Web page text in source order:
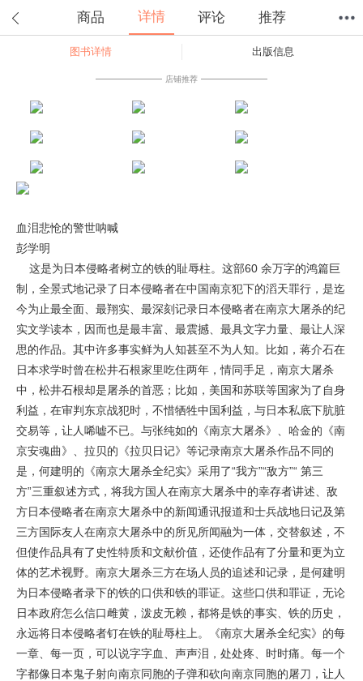
商品 详情 评论 推荐
图书详情 出版信息
店铺推荐
血泪悲怆的警世呐喊
彭学明
这是为日本侵略者树立的铁的耻辱柱。这部60 余万字的鸿篇巨
制，全景式地记录了日本侵略者在中国南京犯下的滔天罪行，是迄
今为止最全面、最翔实、最深刻记录日本侵略者在南京大屠杀的纪
实文学读本，因而也是最丰富、最震撼、最具文字力量、最让人深
思的作品。其中许多事实鲜为人知甚至不为人知。比如，蒋介石在
日本求学时曾在松井石根家里吃住两年，情同手足，南京大屠杀
中，松井石根却是屠杀的首恶；比如，美国和苏联等国家为了自身
利益，在审判东京战犯时，不惜牺牲中国利益，与日本私底下肮脏
交易等，让人唏嘘不已。与张纯如的《南京大屠杀》、哈金的《南
京安魂曲》、拉贝的《拉贝日记》等记录南京大屠杀作品不同的
是，何建明的《南京大屠杀全纪实》采用了“我方”“敌方”“ 第三
方”三重叙述方式，将我方国人在南京大屠杀中的幸存者讲述、敌
方日本侵略者在南京大屠杀中的新闻通讯报道和士兵战地日记及第
三方国际友人在南京大屠杀中的所见所闻融为一体，交替叙述，不
但使作品具有了史性特质和文献价值，还使作品有了分量和更为立
体的艺术视野。南京大屠杀三方在场人员的追述和记录，是何建明
为日本侵略者录下的铁的口供和铁的罪证。这些口供和罪证，无论
日本政府怎么信口雌黄，泼皮无赖，都将是铁的事实、铁的历史，
永远将日本侵略者钉在铁的耻辱柱上。《南京大屠杀全纪实》的每
一章、每一页，可以说字字血、声声泪，处处疼、时时痛。每一个
字都像日本鬼子射向南京同胞的子弹和砍向南京同胞的屠刀，让人